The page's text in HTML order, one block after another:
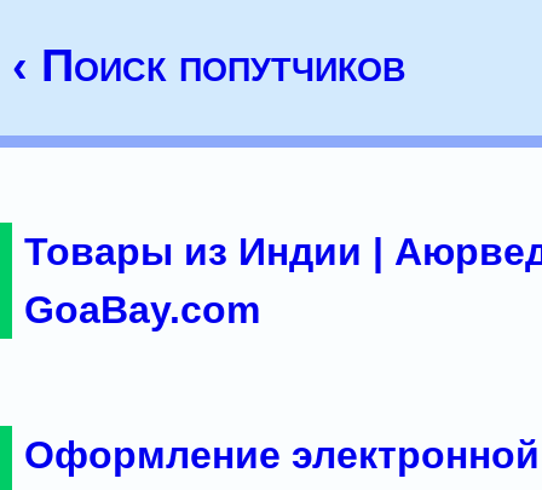
‹ Поиск попутчиков
Товары из Индии |
GoaBay.com
Оформление электронной